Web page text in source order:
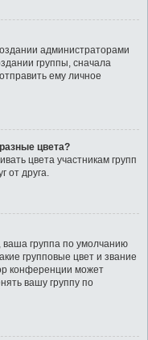
администраторами
группы, сначала
ему личное
цвета?
цвета участникам групп
от друга.
ваша группа по умолчанию
групповые цвет и звание
конференции может
вашу группу по